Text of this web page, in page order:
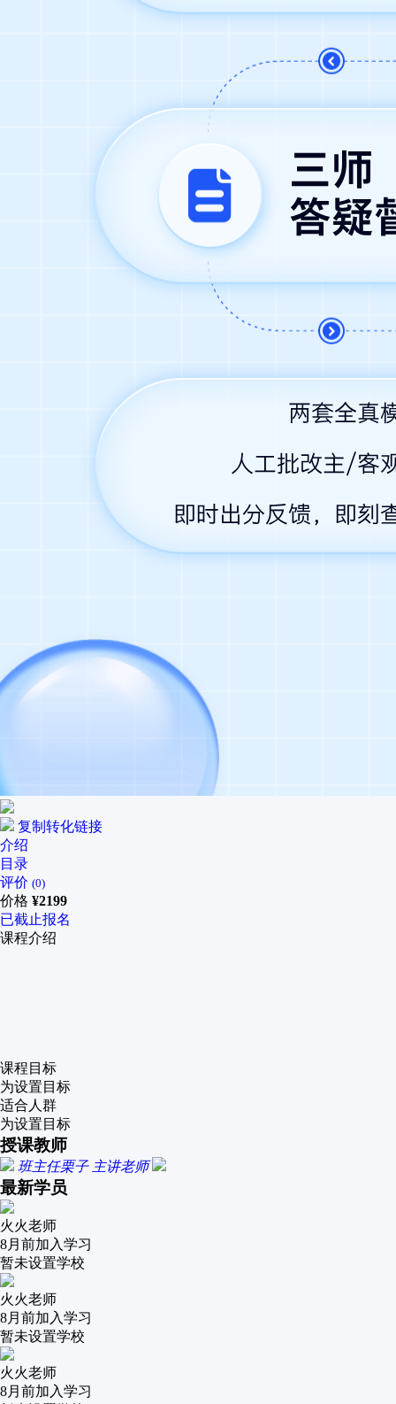
复制转化链接
介绍
目录
评价 (0)
价格 ¥2199
已截止报名
课程介绍
课程目标
为设置目标
适合人群
为设置目标
授课教师
班主任栗子 主讲老师
最新学员
火火老师
8月前加入学习
暂未设置学校
火火老师
8月前加入学习
暂未设置学校
火火老师
8月前加入学习